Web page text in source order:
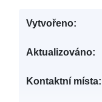
Vytvořeno:
Aktualizováno:
Kontaktní místa: